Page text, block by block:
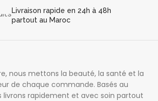
Livraison rapide en 24h à 48h
partout au Maroc
nous mettons la beauté, la santé et la
de chaque commande. Basés au
livrons rapidement et avec soin partout